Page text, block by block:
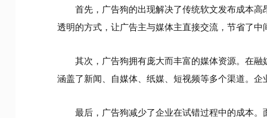
首先，广告狗的出现解决了传统软文发布成本
透明的方式，让广告主与媒体主直接交流，节省了
其次，广告狗拥有庞大而丰富的媒体资源。在
涵盖了新闻、自媒体、纸媒、短视频等多个渠道。
最后，广告狗减少了企业在试错过程中的成本